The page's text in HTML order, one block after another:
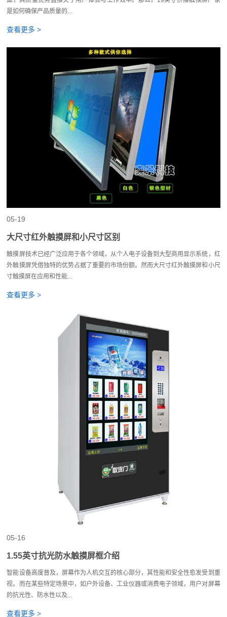
是如何确保产品质量的...
查看更多 >
05-19
大尺寸红外触摸屏和小尺寸区别
触摸屏技术已经广泛应用于各个领域，从个人电子设备到大型商用显示系统，红
外触摸屏凭借独特的优势占据了重要的市场份额。然而大尺寸红外触摸屏和小尺
寸触摸屏在应用和性能...
查看更多 >
05-16
1.55英寸抗光防水触摸屏框介绍
智能设备高度普及，屏幕作为人机交互的核心部分，其性能和安全性愈发受到重
视。而在某些特定场景中，如户外设备、工业仪器或消费电子领域，用户对屏幕
的抗光性、防水性以及...
查看更多 >